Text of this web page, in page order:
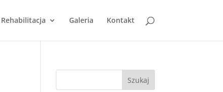
Rehabilitacja Galeria Kontakt